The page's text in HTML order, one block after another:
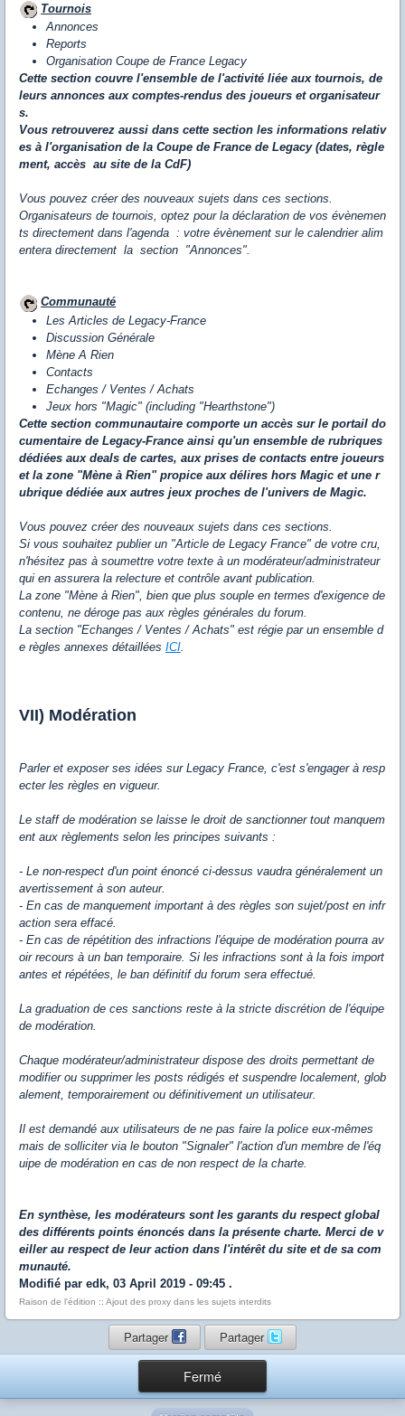
Tournois
Annonces
Reports
Organisation Coupe de France Legacy
Cette section couvre l'ensemble de l'activité liée aux tournois, de
leurs annonces aux comptes-rendus des joueurs et organisateur
s.
Vous retrouverez aussi dans cette section les informations relativ
es à l'organisation de la Coupe de France de Legacy (dates, règle
ment, accès au site de la CdF)
Vous pouvez créer des nouveaux sujets dans ces sections.
Organisateurs de tournois, optez pour la déclaration de vos évènemen
ts directement dans l'agenda : votre évènement sur le calendrier alim
entera directement la section "Annonces".
Communauté
Les Articles de Legacy-France
Discussion Générale
Mène A Rien
Contacts
Echanges / Ventes / Achats
Jeux hors "Magic" (including "Hearthstone")
Cette section communautaire comporte un accès sur le portail do
cumentaire de Legacy-France ainsi qu'un ensemble de rubriques
dédiées aux deals de cartes, aux prises de contacts entre joueurs
et la zone "Mène à Rien" propice aux délires hors Magic et une r
ubrique dédiée aux autres jeux proches de l'univers de Magic.
Vous pouvez créer des nouveaux sujets dans ces sections.
Si vous souhaitez publier un "Article de Legacy France" de votre cru,
n'hésitez pas à soumettre votre texte à un modérateur/administrateur
qui en assurera la relecture et contrôle avant publication.
La zone "Mène à Rien", bien que plus souple en termes d'exigence de
contenu, ne déroge pas aux règles générales du forum.
La section "Echanges / Ventes / Achats" est régie par un ensemble d
e règles annexes détaillées ICI
VII) Modération
Parler et exposer ses idées sur Legacy France, c'est s'engager à resp
ecter les règles en vigueur.
Le staff de modération se laisse le droit de sanctionner tout manquem
ent aux règlements selon les principes suivants :
- Le non-respect d'un point énoncé ci-dessus vaudra généralement un
avertissement à son auteur.
- En cas de manquement important à des règles son sujet/post en infr
action sera effacé.
- En cas de répétition des infractions l'équipe de modération pourra av
oir recours à un ban temporaire. Si les infractions sont à la fois import
antes et répétées, le ban définitif du forum sera effectué.
La graduation de ces sanctions reste à la stricte discrétion de l'équipe
de modération.
Chaque modérateur/administrateur dispose des droits permettant de
modifier ou supprimer les posts rédigés et suspendre localement, glob
alement, temporairement ou définitivement un utilisateur.
Il est demandé aux utilisateurs de ne pas faire la police eux-mêmes
mais de solliciter via le bouton "Signaler" l'action d'un membre de l'éq
uipe de modération en cas de non respect de la charte.
En synthèse, les modérateurs sont les garants du respect global
des différents points énoncés dans la présente charte. Merci de v
eiller au respect de leur action dans l'intérêt du site et de sa com
munauté.
Modifié par edk, 03 April 2019 - 09:45 .
Raison de l'édition :: Ajout des proxy dans les sujets interdits
Partager Partager
Fermé